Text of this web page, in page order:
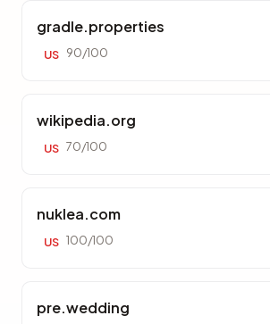
gradle.properties
US 90/100
wikipedia.org
US 70/100
nuklea.com
US 100/100
pre.wedding